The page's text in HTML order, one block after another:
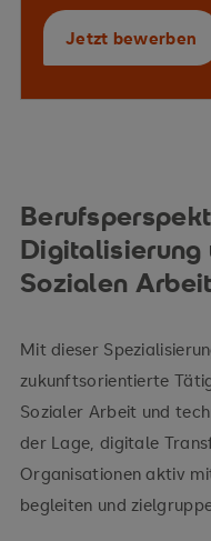
ethische
vertreten
Jetzt bewerben
Digitalisierung
Sozialen Arbeit
Mit dieser
zukunftsorientierte
Sozialer Arbeit und
der Lage, digitale
Organisationen aktiv
begleiten und